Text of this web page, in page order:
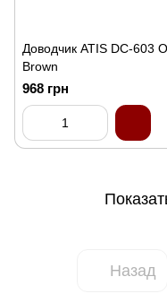
Доводчик ATIS DC-603
Brown
968 грн
Назад